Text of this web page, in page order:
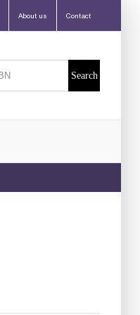
About us Contact